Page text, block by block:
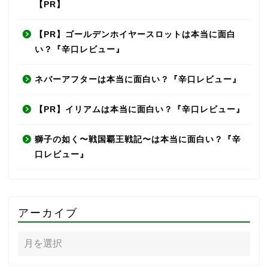
【PR】
【PR】ゴールデンホイヤースロットは本当に面白
い？『辛口レビュー』
ネバーアフターは本当に面白い？『辛口レビュー』
【PR】イリアムは本当に面白い？『辛口レビュー』
獅子の如く〜戦国覇王戦記〜は本当に面白い？『辛
口レビュー』
アーカイブ